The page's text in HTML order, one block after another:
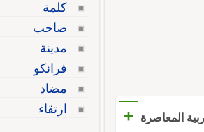
المعاصرة +
كلمة
صاحب
مدينة
فرانكو
مضاد
ارتقاء